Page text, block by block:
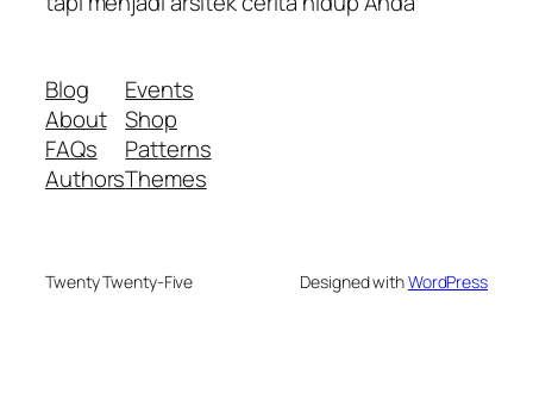
Blog
About
FAQs
Authors
Events
Shop
Patterns
Themes
Twenty Twenty-Five Designed withWordPress